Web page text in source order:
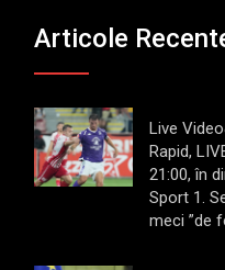
Articole
Live
Rapid,
21:00, în
Sport 1.
meci ”de